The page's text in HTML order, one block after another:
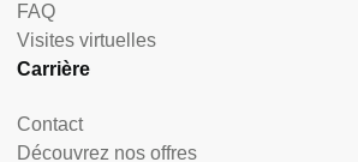
FAQ
Visites virtuelles
Carrière
Contact
Découvrez nos offres